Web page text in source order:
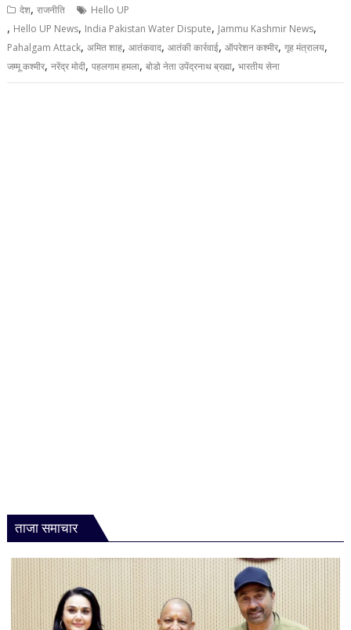
देश,राजनीति Hello UP
, Hello UP News, India Pakistan Water Dispute, Jammu Kashmir News,
Pahalgam Attack,अमित शाह,आतंकवाद,आतंकी कार्रवाई,ऑपरेशन कश्मीर,गृह मंत्रालय,
जम्मू कश्मीर,नरेंद्र मोदी,पहलगाम हमला,बोडो नेता उपेंद्रनाथ ब्रह्मा,भारतीय सेना
ताजा समाचार